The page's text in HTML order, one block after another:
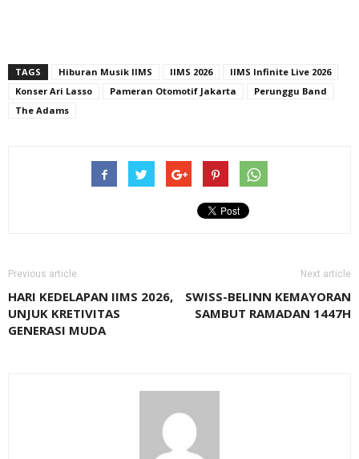
TAGS Hiburan Musik IIMS IIMS 2026
IIMS Infinite Live 2026
Konser Ari Lasso
Pameran Otomotif Jakarta
Perunggu Band
The Adams
Previous article
HARI KEDELAPAN IIMS 2026,
UNJUK KRETIVITAS
GENERASI MUDA
Next article
SWISS-BELINN KEMAYORAN
SAMBUT RAMADAN 1447H